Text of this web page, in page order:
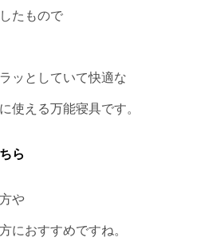
たもので
ッとしていて快適な
使える万能寝具です。
ら
や
におすすめですね。